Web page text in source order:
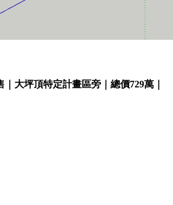
大坪頂特定計畫區旁｜總價729萬｜